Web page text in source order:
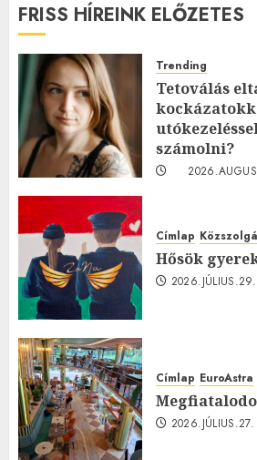
FRISS HÍREINK ELŐZETES
Trending
Tetoválás
számolni?
Címlap
Hősök
Címlap EuroAstra